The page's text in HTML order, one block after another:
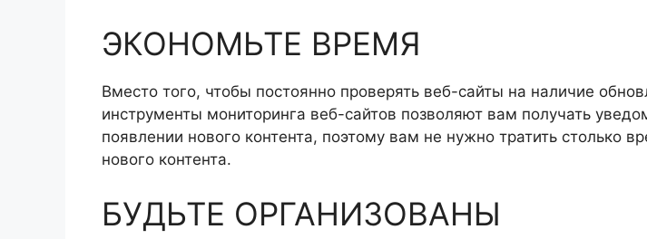
ЭКОНОМЬТЕ ВРЕМЯ
Вместо того, чтобы постоянно проверять веб-сайты на наличие
инструменты мониторинга веб-сайтов позволяют вам получать
появлении нового контента, поэтому вам не нужно тратить столько
нового контента.
БУДЬТЕ ОРГАНИЗОВАНЫ